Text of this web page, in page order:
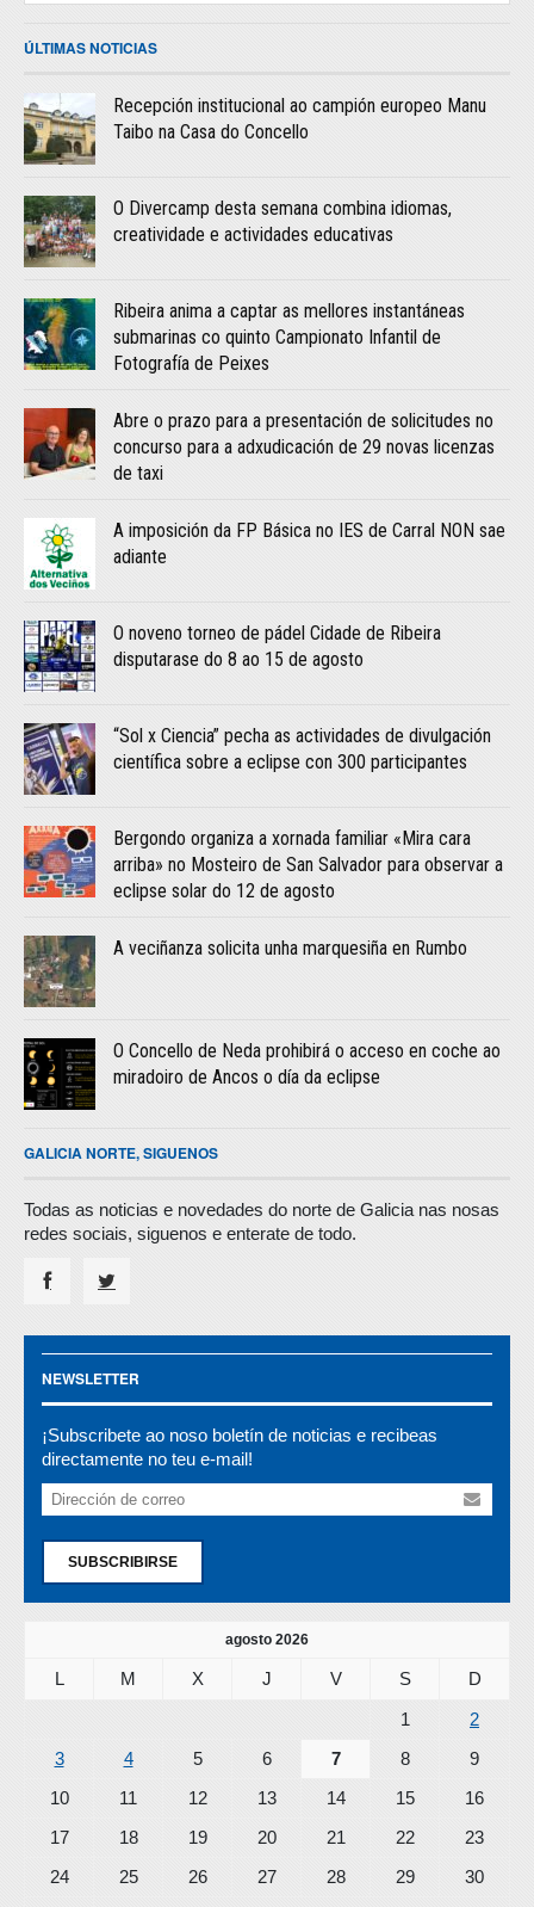
ÚLTIMAS NOTICIAS
Recepción institucional ao campión europeo Manu
Taibo na Casa do Concello
O Divercamp desta semana combina idiomas,
creatividade e actividades educativas
Ribeira anima a captar as mellores instantáneas
submarinas co quinto Campionato Infantil de
Fotografía de Peixes
Abre o prazo para a presentación de solicitudes no
concurso para a adxudicación de 29 novas licenzas
de taxi
A imposición da FP Básica no IES de Carral NON sae
adiante
O noveno torneo de pádel Cidade de Ribeira
disputarase do 8 ao 15 de agosto
“Sol x Ciencia” pecha as actividades de divulgación
científica sobre a eclipse con 300 participantes
Bergondo organiza a xornada familiar «Mira cara
arriba» no Mosteiro de San Salvador para observar a
eclipse solar do 12 de agosto
A veciñanza solicita unha marquesiña en Rumbo
O Concello de Neda prohibirá o acceso en coche ao
miradoiro de Ancos o día da eclipse
GALICIA NORTE, SIGUENOS
Todas as noticias e novedades do norte de Galicia nas nosas
redes sociais, siguenos e enterate de todo.
NEWSLETTER
¡Subscribete ao noso boletín de noticias e recibeas
directamente no teu e-mail!
SUBSCRIBIRSE
agosto 2026
L M X J V S
D
1
2
3
4 5 6 7 8
9
10
11 12 13 14 15
16
17
18 19 20 21 22
23
24
25 26 27 28 29
30